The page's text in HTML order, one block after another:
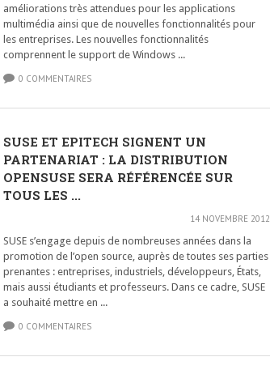
améliorations très attendues pour les applications
multimédia ainsi que de nouvelles fonctionnalités pour
les entreprises. Les nouvelles fonctionnalités
comprennent le support de Windows ...
0 COMMENTAIRES
SUSE ET EPITECH SIGNENT UN
PARTENARIAT : LA DISTRIBUTION
OPENSUSE SERA RÉFÉRENCÉE SUR
TOUS LES ...
14 NOVEMBRE 2012
SUSE s’engage depuis de nombreuses années dans la
promotion de l’open source, auprès de toutes ses parties
prenantes : entreprises, industriels, développeurs, États,
mais aussi étudiants et professeurs. Dans ce cadre, SUSE
a souhaité mettre en ...
0 COMMENTAIRES